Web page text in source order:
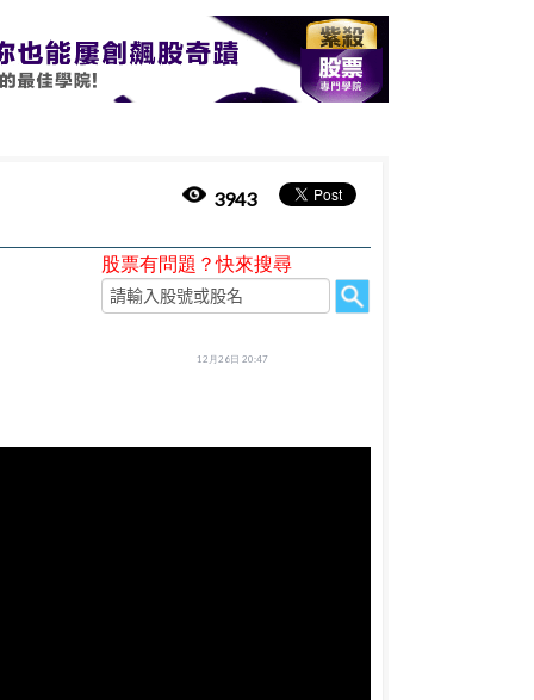
3943
股票有問題？快來搜尋
12月26日 20:47